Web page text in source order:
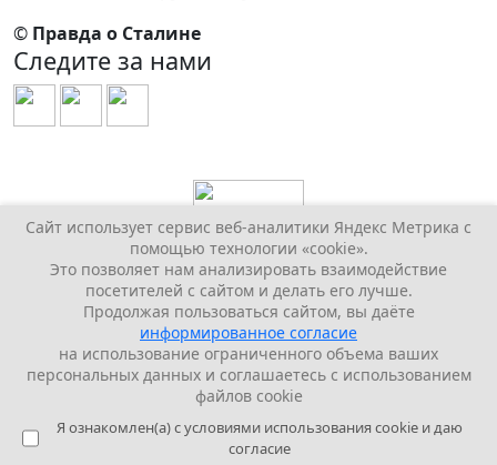
© Правда о Сталине
Следите за нами
Виртуальный памятник Сталину
Сайт использует сервис веб-аналитики Яндекс Метрика с
помощью технологии «cookie».
Это позволяет нам анализировать взаимодействие
посетителей с сайтом и делать его лучше.
Продолжая пользоваться сайтом, вы даёте
информированное согласие
на использование ограниченного объема ваших
персональных данных и соглашаетесь с использованием
файлов cookie
Я ознакомлен(а) с условиями использования cookie и даю
согласие